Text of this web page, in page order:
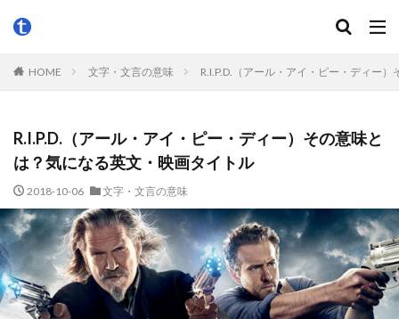
HOME 文字・文言の意味 R.I.P.D.（アール・アイ・ピー・ディー
R.I.P.D.（アール・アイ・ピー・ディー）その意味と
は？気になる英文・映画タイトル
2018-10-06 文字・文言の意味